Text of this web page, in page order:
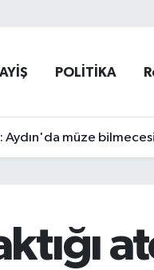
POLİTİKA
Aydın'da müze bilmecesi